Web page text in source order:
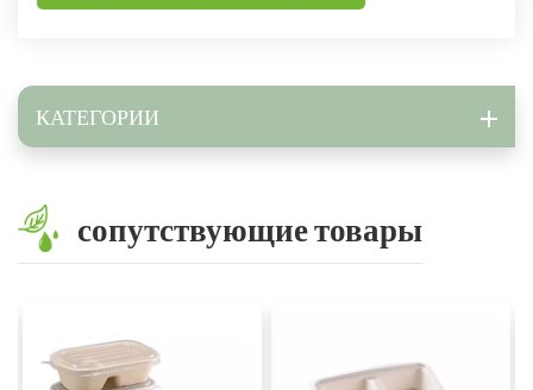
КАТЕГОРИИ
сопутствующие товары